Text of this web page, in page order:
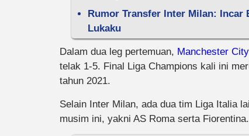
Rumor Transfer Inter Milan: Incar
Lukaku
Dalam dua leg pertemuan, Manchester City
telak 1-5. Final Liga Champions kali ini
tahun 2021.
Selain Inter Milan, ada dua tim Liga Italia
musim ini, yakni AS Roma serta Fiorentina.